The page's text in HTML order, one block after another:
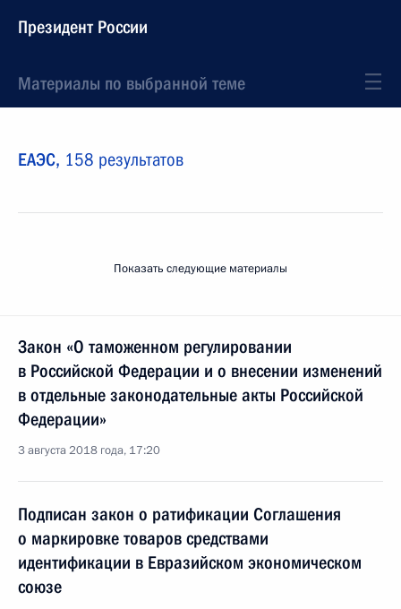
Президент России
Материалы по выбранной теме
ЕАЭС, 158 результатов
Показать следующие материалы
Закон «О таможенном регулировании
в Российской Федерации и о внесении изменений
в отдельные законодательные акты Российской
Федерации»
3 августа 2018 года, 17:20
Подписан закон о ратификации Соглашения
о маркировке товаров средствами
идентификации в Евразийском экономическом
союзе